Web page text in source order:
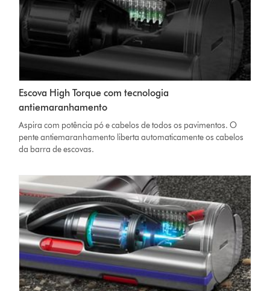
Escova High Torque com tecnologia
antiemaranhamento
Aspira com potência pó e cabelos de todos os pavimentos. O
pente antiemaranhamento liberta automaticamente os cabelos
da barra de escovas.